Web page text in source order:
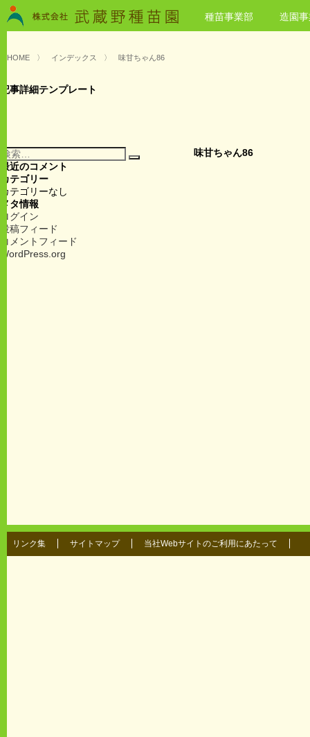
種苗事業部 造園
HOME 〉 インデックス 〉 味甘ちゃん86
記事詳細テンプレート
味甘ちゃん86
検
索:
検
最近のコメント
カテゴリー
カテゴリーなし
メタ情報
ログイン
投稿フィード
コメントフィード
WordPress.org
リンク集 サイトマップ 当社Webサイトのご利用にあたって